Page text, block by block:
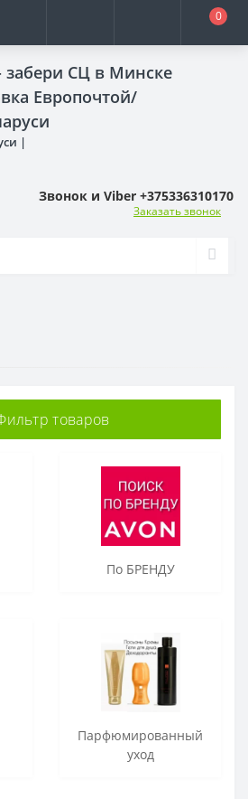
забери СЦ в Минске
Европочтой/
|
0
Звонок и Viber +375336310170
Заказать звонок
товаров
По БРЕНДУ
Парфюмированный
уход